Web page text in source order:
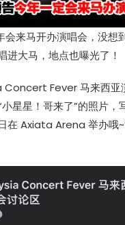
会来马开办演唱会，没想
进大马，地点也曝光了！
Concert Fever 马来西亚
小星星！哥来了”的照片，
在 Axiata Arena 举办哦